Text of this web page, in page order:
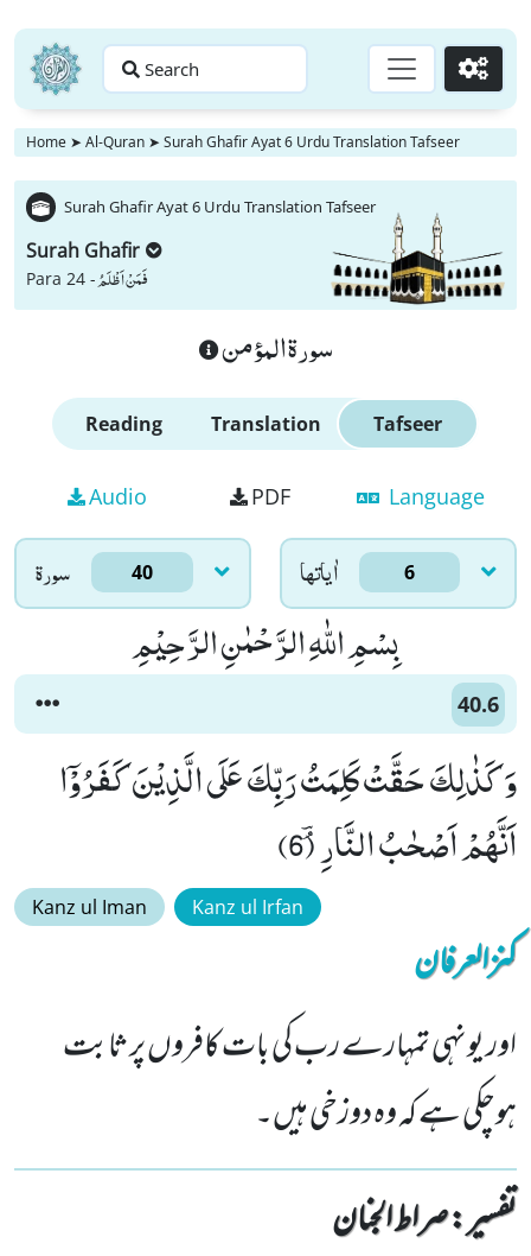
Search Go
Home ➤ Al-Quran ➤ Surah Ghafir Ayat 6 Urdu Translation Tafseer
Surah Ghafir Ayat 6 Urdu Translation Tafseer
Surah Ghafir
Para 24 -فَمَنْ اَظْلَمُ
سورة المؤمن
Reading Translation Tafseer
Audio PDF Language
سورۃ 40 اٰياتها 6
بِسْمِ اللّٰهِ الرَّحْمٰنِ الرَّحِیْمِ
40.6
وَ كَذٰلِكَ حَقَّتْ كَلِمَتُ رَبِّكَ عَلَى الَّذِیْنَ كَفَرُوْۤا
اَنَّهُمْ اَصْحٰبُ النَّارِۘؔ (6)
Kanz ul Iman Kanz ul Irfan
کنزالعرفان
اور یونہی تمہارے رب کی بات کافروں پر ثابت
ہوچکی ہے کہ وہ دوزخی ہیں۔
تفسیر : ‎صراط الجنان